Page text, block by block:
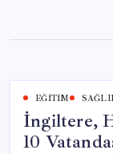
content
EĞITIM
İngiltere,
10